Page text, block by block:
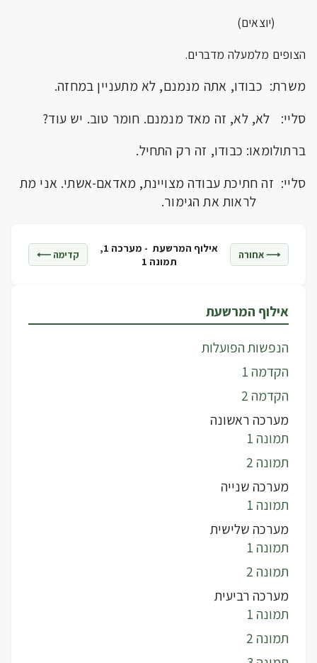
(יוצאים)
הצופים מלמעלה מדברים.
משרת: כבודו, אתה מנמנם, לא מתעניין במחזה.
סליי: לא, לא, זה מאד מנמנם. חומר טוב. יש עוד?
ברתולומאו: כבודו, זה רק התחיל.
סליי: זה חתיכת עבודה מצויינת, מאדאם-אשתי. אני מת
לראות את הגימור.
⟶ אחורה אילוף המרשעת -
מערכה 1,
תמונה 1
קדימה ⟵
אילוף המרשעת
הנפשות הפועלות
הקדמה 1
הקדמה 2
מערכה ראשונה
תמונה 1
תמונה 2
מערכה שנייה
תמונה 1
מערכה שלישית
תמונה 1
תמונה 2
מערכה רביעית
תמונה 1
תמונה 2